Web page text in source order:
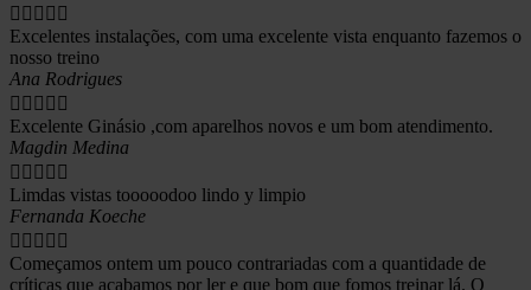
    
Excelentes instalações, com uma excelente vista enquanto fazemos o
nosso treino
Ana Rodrigues
    
Excelente Ginásio ,com aparelhos novos e um bom atendimento.
Magdin Medina
    
Limdas vistas tooooodoo lindo y limpio
Fernanda Koeche
    
Começamos ontem um pouco contrariadas com a quantidade de
críticas que acabamos por ler e que bom que fomos treinar lá. O